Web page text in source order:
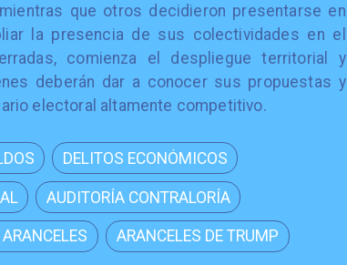
que otros decidieron presentarse en
la presencia de sus colectividades en el
comienza el despliegue territorial y
deberán dar a conocer sus propuestas y
electoral altamente competitivo.
DELITOS ECONÓMICOS
AUDITORÍA CONTRALORÍA
ARANCELES DE TRUMP